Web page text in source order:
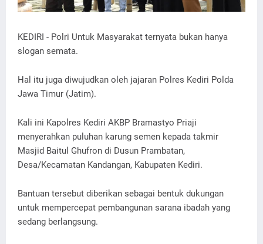
KEDIRI - Polri Untuk Masyarakat ternyata bukan hanya
slogan semata.
Hal itu juga diwujudkan oleh jajaran Polres Kediri Polda
Jawa Timur (Jatim).
Kali ini Kapolres Kediri AKBP Bramastyo Priaji
menyerahkan puluhan karung semen kepada takmir
Masjid Baitul Ghufron di Dusun Prambatan,
Desa/Kecamatan Kandangan, Kabupaten Kediri.
Bantuan tersebut diberikan sebagai bentuk dukungan
untuk mempercepat pembangunan sarana ibadah yang
sedang berlangsung.